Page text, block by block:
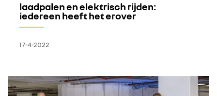
laadpalen en elektrisch rijden:
iedereen heeft het erover
17-4-2022